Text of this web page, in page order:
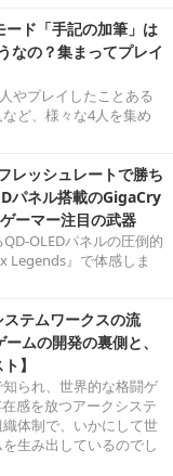
ド「手記の加筆」は
なの？集まってプレイ
やプレイしたことある
ど、様々な4人を集め
レッシュレートで勝ち
パネル搭載のGigaCry
ーマー注目の武器
QD-OLEDパネルの圧倒的
Legends』で体感しま
ステムワークスの流
ムの開発の裏側と、
】
知られ、世界的な格闘ゲ
感を放つアークシステ
体制で、いかにして世
生み出しているのでし